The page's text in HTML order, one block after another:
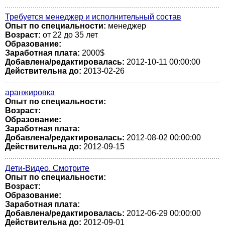
Требуется менеджер и исполнительный состав
Опыт по специальности: менеджер
Возраст: от 22 до 35 лет
Образование:
Заработная плата: 2000$
Добавлена/редактировалась: 2012-10-11 00:00:00
Действительна до: 2013-02-26
аранжировка
Опыт по специальности:
Возраст:
Образование:
Заработная плата:
Добавлена/редактировалась: 2012-08-02 00:00:00
Действительна до: 2012-09-15
Дети-Видео. Смотрите
Опыт по специальности:
Возраст:
Образование:
Заработная плата:
Добавлена/редактировалась: 2012-06-29 00:00:00
Действительна до: 2012-09-01